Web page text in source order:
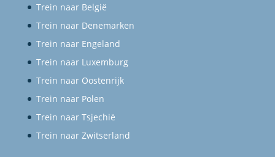
Trein naar België
Trein naar Denemarken
Trein naar Engeland
Trein naar Luxemburg
Trein naar Oostenrijk
Trein naar Polen
Trein naar Tsjechië
Trein naar Zwitserland